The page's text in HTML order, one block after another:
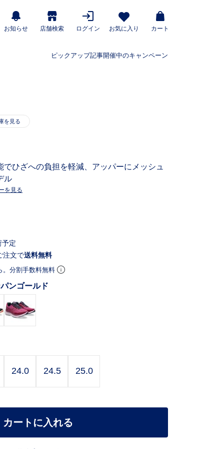
お知らせ 店舗検索 ログイン お気に入り カート
ピックアップ記事開催中のキャンペーン
を見る
ひざへの負担を軽減、アッパーにメッシュ
ル
注文で送料無料
予定
。分割手数料無料
ンゴールド
24.0 24.5 25.0
カートに入れる